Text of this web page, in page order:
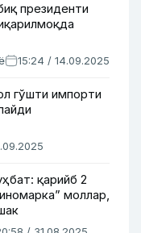
президенти
15:24 / 14.09.2025
гўшти импорти
қарийб 2
моллар,